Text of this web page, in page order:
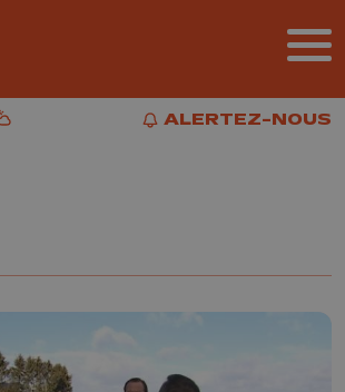
ALERTEZ-NOUS
ALERTEZ-NOUS
Météo